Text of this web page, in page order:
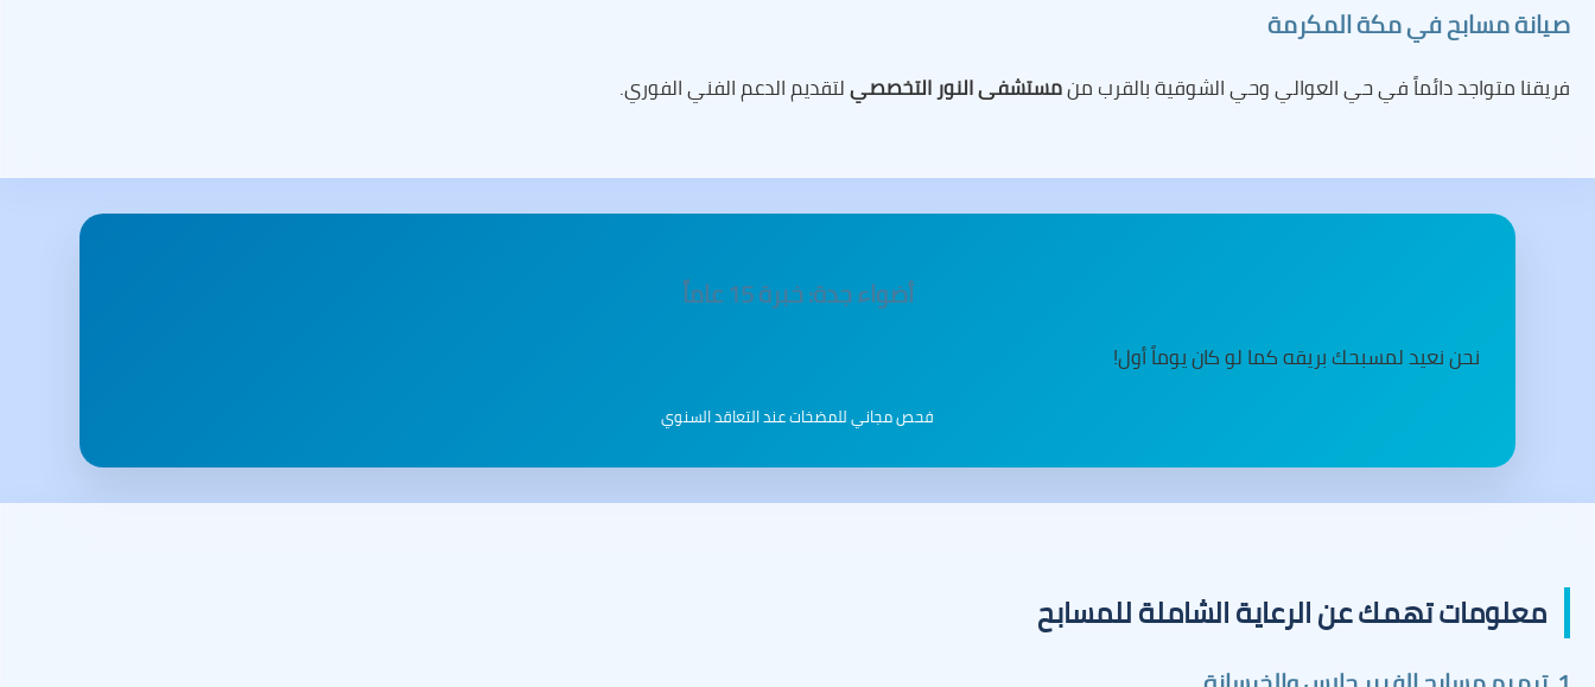
صيانة مسابح في مكة المكرمة
فريقنا متواجد دائماً في حي العوالي وحي الشوقية بالقرب منمستشفى النور التخصصيلتقديم الدعم الفني الفوري.
أضواء جدة: خبرة 15 عاماً
نحن نعيد لمسبحك بريقه كما لو كان يوماً أول!
فحص مجاني للمضخات عند التعاقد السنوي
معلومات تهمك عن الرعاية الشاملة للمسابح